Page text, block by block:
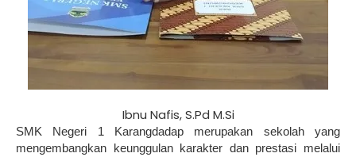
Ibnu Nafis, S.Pd M.Si
SMK Negeri 1 Karangdadap merupakan sekolah yang
mengembangkan keunggulan karakter dan prestasi melalui